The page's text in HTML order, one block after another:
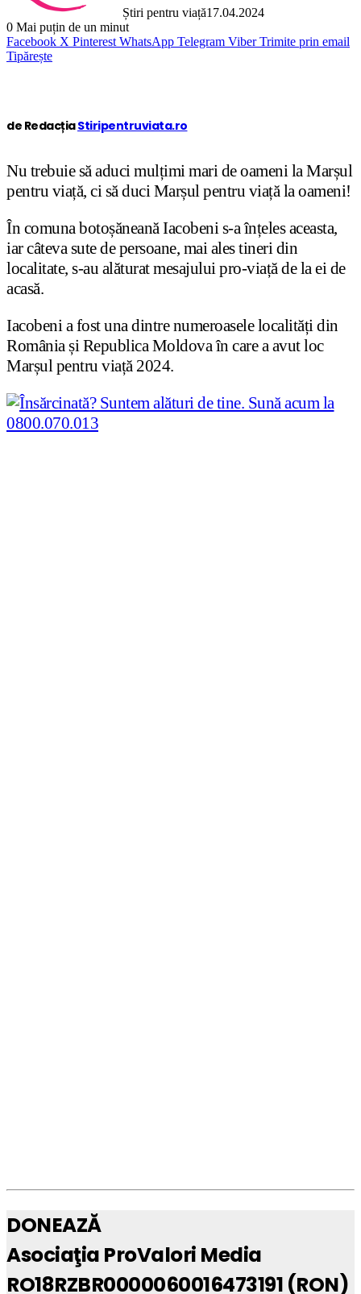
Știri pentru viață17.04.2024
0 Mai puțin de un minut
Facebook X Pinterest WhatsApp Telegram Viber Trimite prin email
Tipărește
de RedacțiaStiripentruviata.ro
Nu trebuie să aduci mulțimi mari de oameni la Marșul
pentru viață, ci să duci Marșul pentru viață la oameni!
În comuna botoșăneană Iacobeni s-a înțeles aceasta,
iar câteva sute de persoane, mai ales tineri din
localitate, s-au alăturat mesajului pro-viață de la ei de
acasă.
Iacobeni a fost una dintre numeroasele localități din
România și Republica Moldova în care a avut loc
Marșul pentru viață 2024.
DONEAZĂ
Asociaţia ProValori Media
RO18RZBR0000060016473191 (RON)